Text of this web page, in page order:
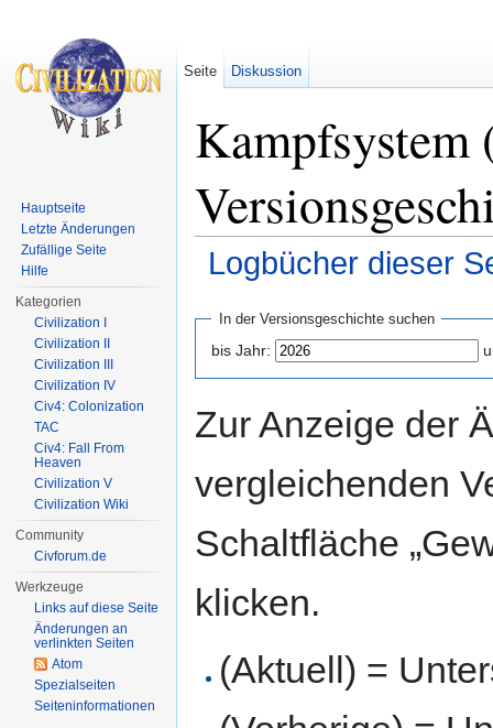
Logbücher dieser
In der Versionsgeschichte suchen
bis Jahr:
Zur Anzeige der
vergleichenden
Schaltfläche
klicken.
(Aktuell) =
Seite Diskussion
Hauptseite
Letzte Änderungen
Zufällige Seite
Hilfe
Kategorien
Civilization I
Civilization II
Civilization III
Civilization IV
Civ4: Colonization
TAC
Civ4: Fall From
Heaven
Civilization V
Civilization Wiki
Community
Civforum.de
Werkzeuge
Links auf diese Seite
Änderungen an
verlinkten Seiten
Atom
Spezialseiten
Seiten­informationen